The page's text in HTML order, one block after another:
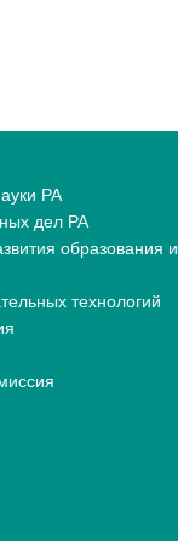
РА
дел РА
образования и
технологий